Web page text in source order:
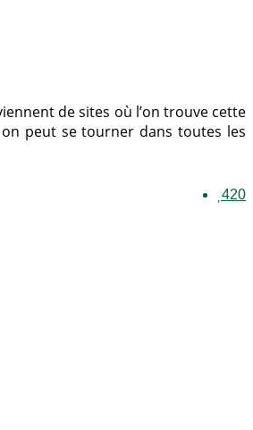
de sites où l’on trouve cette
peut se tourner dans toutes les
420